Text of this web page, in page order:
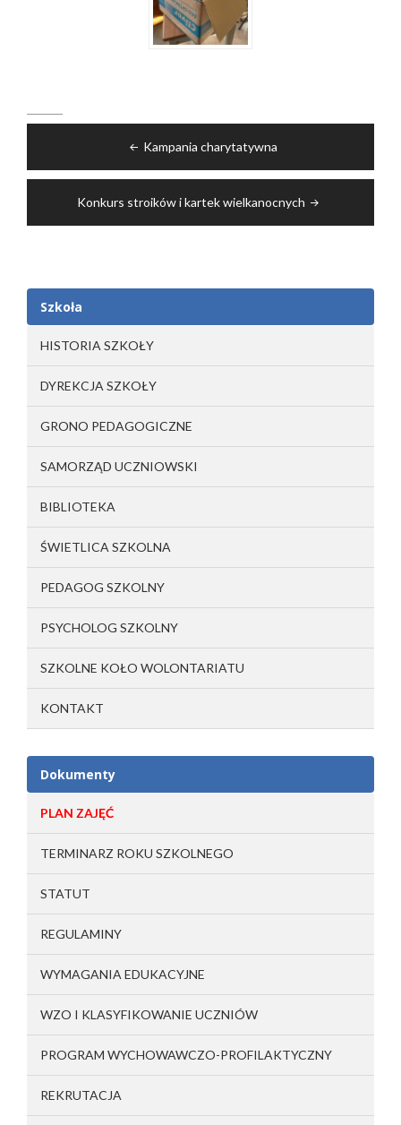
Kampania charytatywna
Konkurs stroików i kartek wielkanocnych
Szkoła
HISTORIA SZKOŁY
DYREKCJA SZKOŁY
GRONO PEDAGOGICZNE
SAMORZĄD UCZNIOWSKI
BIBLIOTEKA
ŚWIETLICA SZKOLNA
PEDAGOG SZKOLNY
PSYCHOLOG SZKOLNY
SZKOLNE KOŁO WOLONTARIATU
KONTAKT
Dokumenty
PLAN ZAJĘĆ
TERMINARZ ROKU SZKOLNEGO
STATUT
REGULAMINY
WYMAGANIA EDUKACYJNE
WZO I KLASYFIKOWANIE UCZNIÓW
PROGRAM WYCHOWAWCZO-PROFILAKTYCZNY
REKRUTACJA